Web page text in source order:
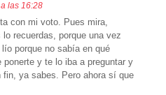
las 16:28
con mi voto. Pues mira,
recuerdas, porque una vez
porque no sabía en qué
ponerte y te lo iba a preguntar y
ya sabes. Pero ahora sí que